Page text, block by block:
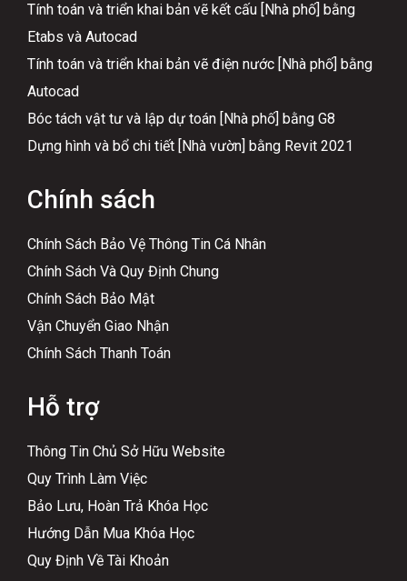
Tính toán và triển khai bản vẽ kết cấu [Nhà phố] bằng
Etabs và Autocad
Tính toán và triển khai bản vẽ điện nước [Nhà phố] bằng
Autocad
Bóc tách vật tư và lập dự toán [Nhà phố] bằng G8
Dựng hình và bổ chi tiết [Nhà vườn] bằng Revit 2021
Chính sách
Chính Sách Bảo Vệ Thông Tin Cá Nhân
Chính Sách Và Quy Định Chung
Chính Sách Bảo Mật
Vận Chuyển Giao Nhận
Chính Sách Thanh Toán
Hỗ trợ
Thông Tin Chủ Sở Hữu Website
Quy Trình Làm Việc
Bảo Lưu, Hoàn Trả Khóa Học
Hướng Dẫn Mua Khóa Học
Quy Định Về Tài Khoản